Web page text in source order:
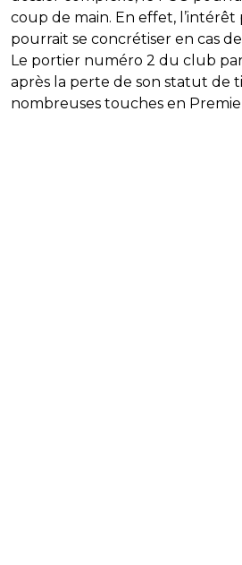
coup de main. En effet, l’intérêt
pourrait se concrétiser en cas
Le portier numéro 2 du club
après la perte de son statut de
nombreuses touches en